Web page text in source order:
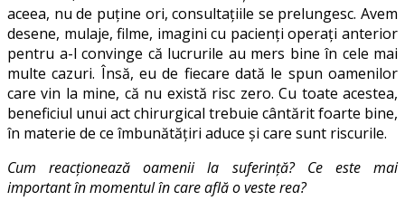
aceea, nu de puține ori, consultațiile se prelungesc. Avem
desene, mulaje, filme, imagini cu pacienți operați anterior
pentru a-l convinge că lucrurile au mers bine în cele mai
multe cazuri. Însă, eu de fiecare dată le spun oamenilor
care vin la mine, că nu există risc zero. Cu toate acestea,
beneficiul unui act chirurgical trebuie cântărit foarte bine,
în materie de ce îmbunătățiri aduce și care sunt riscurile.
Cum reacționează oamenii la suferință? Ce este mai
important în momentul în care află o veste rea?